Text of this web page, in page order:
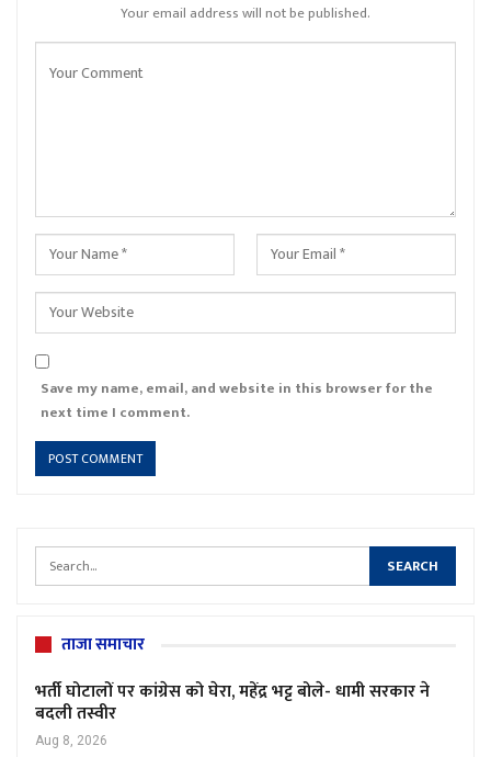
Your email address will not be published.
Save my name, email, and website in this browser for the
next time I comment.
ताजा समाचार
भर्ती घोटालों पर कांग्रेस को घेरा, महेंद्र भट्ट बोले- धामी सरकार ने
बदली तस्वीर
Aug 8, 2026